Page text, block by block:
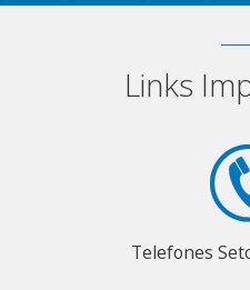
Links
Telefones